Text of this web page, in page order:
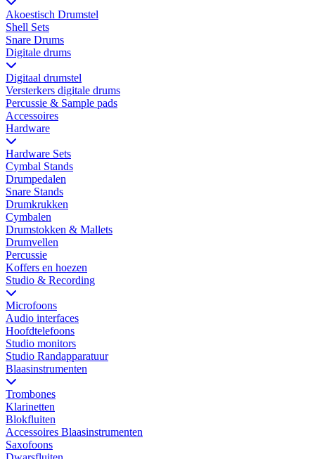
Akoestisch Drumstel
Shell Sets
Snare Drums
Digitale drums
Digitaal drumstel
Versterkers digitale drums
Percussie & Sample pads
Accessoires
Hardware
Hardware Sets
Cymbal Stands
Drumpedalen
Snare Stands
Drumkrukken
Cymbalen
Drumstokken & Mallets
Drumvellen
Percussie
Koffers en hoezen
Studio & Recording
Microfoons
Audio interfaces
Hoofdtelefoons
Studio monitors
Studio Randapparatuur
Blaasinstrumenten
Trombones
Klarinetten
Blokfluiten
Accessoires Blaasinstrumenten
Saxofoons